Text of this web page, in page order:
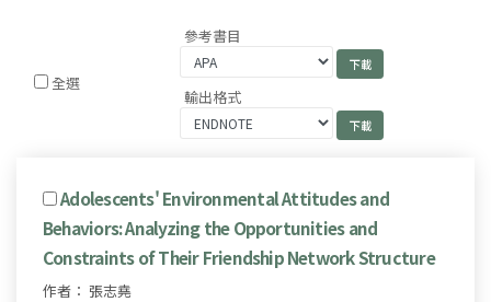
全選
參考書目
輸出格式
Adolescents' Environmental Attitudes and
Behaviors: Analyzing the Opportunities and
Constraints of Their Friendship Network Structure
作者： 張志堯